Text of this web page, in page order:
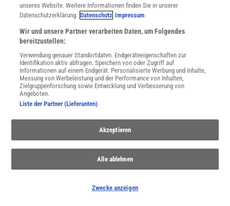
SERVICES
Kontakt
Spektrum Shop
Im Handel kaufen
Presse
Verträge kündigen
Mediadaten
unseres Website. Weitere Informationen finden Sie in unserer
Datenschutzerklärung. Datenschutz Impressum
Wir und unsere Partner verarbeiten Daten, um Folgendes
bereitzustellen:
Verwendung genauer Standortdaten. Endgeräteeigenschaften zur
Identifikation aktiv abfragen. Speichern von oder Zugriff auf
Informationen auf einem Endgerät. Personalisierte Werbung und Inhalte,
Messung von Werbeleistung und der Performance von Inhalten,
Zielgruppenforschung sowie Entwicklung und Verbesserung von
Angeboten.
Liste der Partner (Lieferanten)
Akzeptieren
Alle ablehnen
Zwecke anzeigen